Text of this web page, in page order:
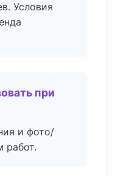
Условия
при
и фото/
работ.